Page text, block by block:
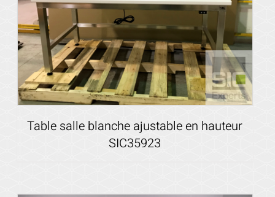
Table salle blanche ajustable en hauteur
SIC35923